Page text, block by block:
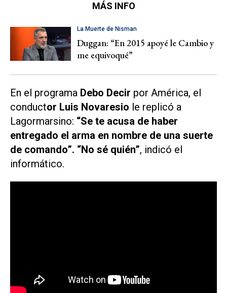
MÁS INFO
La Muerte de Nisman
Duggan: “En 2015 apoyé le Cambio y
me equivoqué”
En el programa Debo Decir por América, el
conductor Luis Novaresio le replicó a
Lagormarsino: “Se te acusa de haber
entregado el arma en nombre de una suerte
de comando”. “No sé quién”, indicó el
informático.